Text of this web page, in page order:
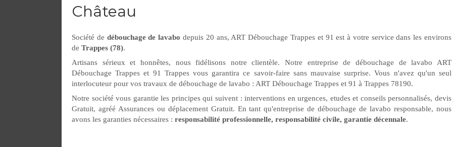
Château
Société de débouchage de lavabo depuis 20 ans, ART Débouchage Trappes et 91 est à votre service dans les environs
de Trappes (78).
Artisans sérieux et honnêtes, nous fidélisons notre clientèle. Notre entreprise de débouchage de lavabo ART
Débouchage Trappes et 91 Trappes vous garantira ce savoir-faire sans mauvaise surprise. Vous n'avez qu'un seul
interlocuteur pour vos travaux de débouchage de lavabo : ART Débouchage Trappes et 91 à Trappes 78190.
Notre société vous garantie les principes qui suivent : interventions en urgences, etudes et conseils personnalisés, devis
Gratuit, agréé Assurances ou déplacement Gratuit. En tant qu'entreprise de débouchage de lavabo responsable, nous
avons les garanties nécessaires : responsabilité professionnelle, responsabilité civile, garantie décennale.